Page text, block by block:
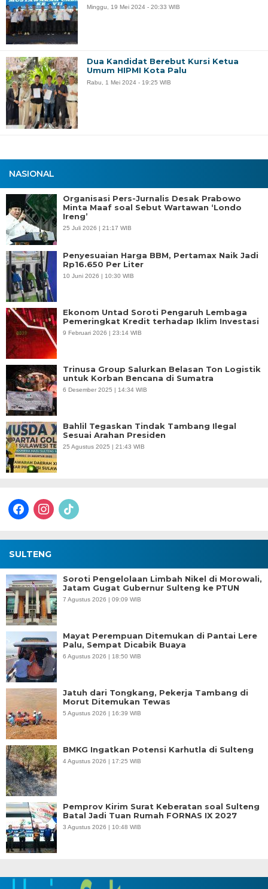
NASIONAL
Organisasi Pers-Jurnalis Desak Prabowo
Minta Maaf soal Sebut Wartawan ‘Londo
Ireng’
25 Juli 2026 | 21:17 WIB
Penyesuaian Harga BBM, Pertamax Naik Jadi
Rp16.650 Per Liter
10 Juni 2026 | 10:30 WIB
Ekonom Untad Soroti Pengaruh Lembaga
Pemeringkat Kredit terhadap Iklim Investasi
9 Februari 2026 | 23:14 WIB
Trinusa Group Salurkan Belasan Ton Logistik
untuk Korban Bencana di Sumatra
6 Desember 2025 | 14:34 WIB
Bahlil Tegaskan Tindak Tambang Ilegal
Sesuai Arahan Presiden
25 Agustus 2025 | 21:43 WIB
facebookinstagram
tiktok
Minggu, 19 Mei 2024 - 20:33 WIB
Dua Kandidat Berebut Kursi Ketua
Umum HIPMI Kota Palu
Rabu, 1 Mei 2024 - 19:25 WIB
SULTENG
Soroti Pengelolaan Limbah Nikel di Morowali,
Jatam Gugat Gubernur Sulteng ke PTUN
7 Agustus 2026 | 09:09 WIB
Mayat Perempuan Ditemukan di Pantai Lere
Palu, Sempat Dicabik Buaya
6 Agustus 2026 | 18:50 WIB
Jatuh dari Tongkang, Pekerja Tambang di
Morut Ditemukan Tewas
5 Agustus 2026 | 16:39 WIB
BMKG Ingatkan Potensi Karhutla di Sulteng
4 Agustus 2026 | 17:25 WIB
Pemprov Kirim Surat Keberatan soal Sulteng
Batal Jadi Tuan Rumah FORNAS IX 2027
3 Agustus 2026 | 10:48 WIB